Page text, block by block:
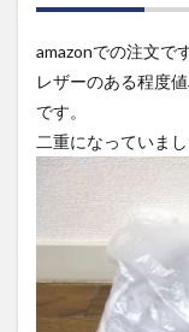
基本
と評
価
Creed フ
ルクロー
335C071
amazonでの注文です
レザーのある程度
です。
二重になっていまし